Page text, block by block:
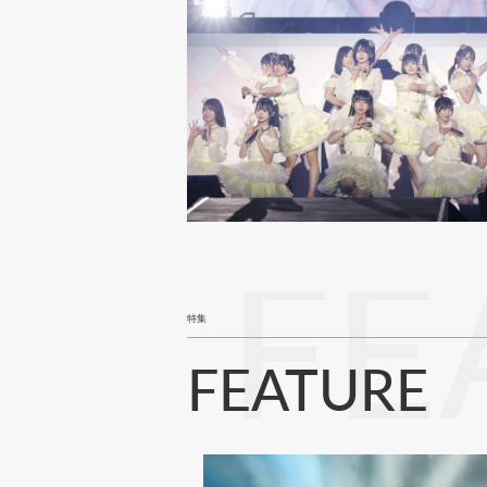
特集
FEATURE